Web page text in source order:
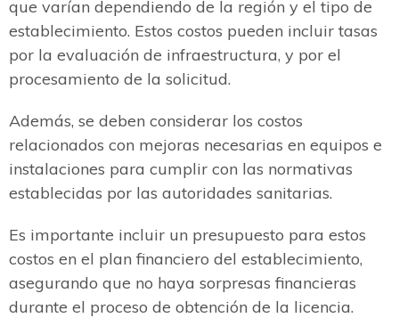
que varían dependiendo de la región y el tipo de
establecimiento. Estos costos pueden incluir tasas
por la evaluación de infraestructura, y por el
procesamiento de la solicitud.
Además, se deben considerar los costos
relacionados con mejoras necesarias en equipos e
instalaciones para cumplir con las normativas
establecidas por las autoridades sanitarias.
Es importante incluir un presupuesto para estos
costos en el plan financiero del establecimiento,
asegurando que no haya sorpresas financieras
durante el proceso de obtención de la licencia.